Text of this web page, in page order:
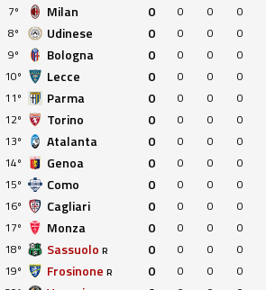
7º
Milan 0 0 0 0
8º
Udinese 0 0 0 0
9º
Bologna 0 0 0 0
10º
Lecce 0 0 0 0
11º
Parma 0 0 0 0
12º
Torino 0 0 0 0
13º
Atalanta 0 0 0 0
14º
Genoa 0 0 0 0
15º
Como 0 0 0 0
16º
Cagliari 0 0 0 0
17º
Monza 0 0 0 0
18º
Sassuolo R 0 0 0 0
19º
Frosinone R 0 0 0 0